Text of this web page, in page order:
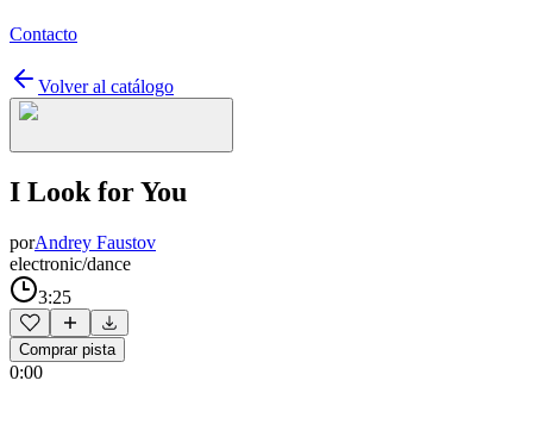
Contacto
Volver al catálogo
I Look for You
porAndrey Faustov
electronic/dance
3:25
Comprar pista
0:00